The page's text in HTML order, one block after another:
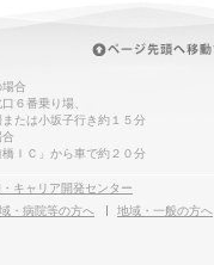
場合
６番乗り場、
たは小坂子行き約１５分
合
ＩＣ」から車で約２０分
キャリア開発センター
・病院等の方へ
地域・一般の方へ